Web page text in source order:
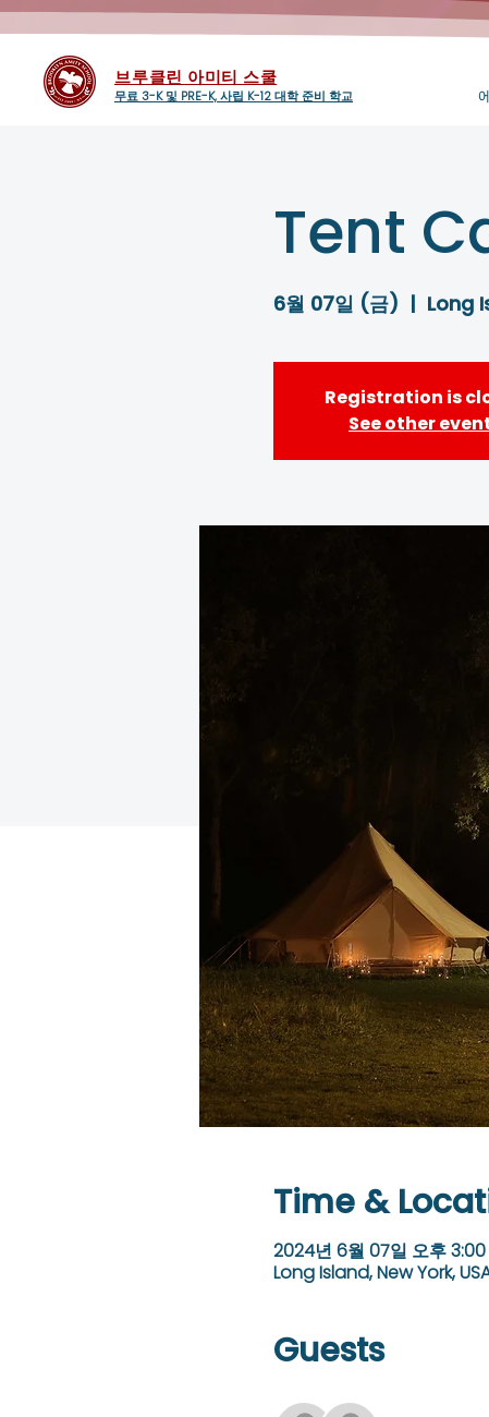
브루클린 아미티 스쿨
무료 3-K 및 PRE-K, 사립 K-12 대학 준비 학교
Tent
6월 07일 (금)
  |
Long
Registration is
See other
Time &
2024년 6월 07일 오후
Long Island, New York,
Guests